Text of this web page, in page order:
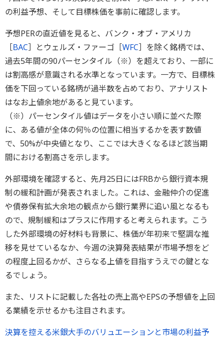
の利益予想、そして目標株価を事前に確認します。
予想PERの直近値を見ると、バンク・オブ・アメリカ
［BAC］とウェルズ・ファーゴ［WFC］を除く銘柄では、
過去5年間の90パーセンタイル（※）を超えており、一部に
は割高感が意識される水準となっています。一方で、目標株
価を下回っている銘柄が過半数を占めており、アナリスト
はなお上値余地があると見ています。
（※）パーセンタイル値はデータを小さい順に並べた際
に、ある値が全体の何％の位置に相当するかを表す数値
で、50%が中央値となり、ここでは大きくなるほど該当期
間における割高さを示します。
外部環境を確認すると、先月25日にはFRBから銀行資本規
制の緩和計画が発表されました。これは、金融仲介の促進
や債券保有拡大余地の観点から銀行業界に追い風となるも
ので、規制緩和はプラスに作用すると考えられます。こう
した外部環境の好材料も背景に、株価が年初来で堅調な推
移を見せているなか、今週の決算発表結果が市場予想をど
の程度上回るかが、さらなる上値を目指すうえでの鍵とな
るでしょう。
また、リストに記載した各社の売上高やEPSの予想値を上回
る業績を示せるかも注目されます。
決算を控える米銀大手のバリュエーションと市場の利益予